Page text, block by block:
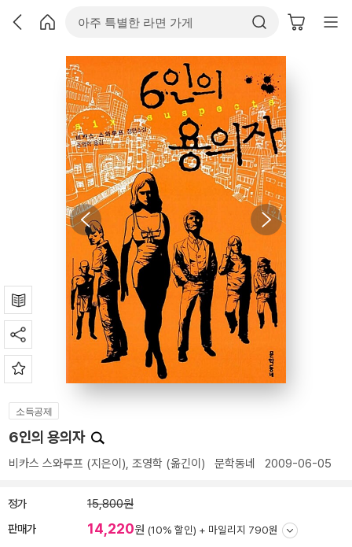
소득공제
6인의 용의자
비카스 스와루프 (지은이), 조영학 (옮긴이) 문학동네 2009-06-05
정가 15,800원
판매가 14,220원 (10% 할인) + 마일리지 790원